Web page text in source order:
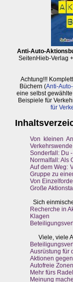
Anti-Auto-
SeitenHieb-Verlag
Achtung!!!
Büchern (Anti-
eine selbst
Beispiele für
für
Von kleinen
Verkehrswende
Sonderfall: Du
Normalfall: Als
Auf dem Weg:
Gruppe zu
Von
Große
Sich
Recherche in
Klagen
Viele, viele
Ausrüstung für
Aktionen
Autofreie
Mehr fürs
Meinung